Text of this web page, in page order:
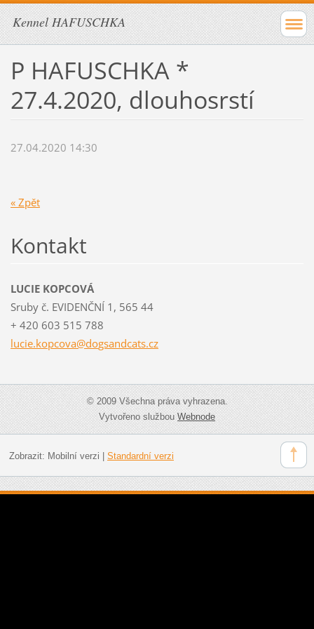
Kennel HAFUSCHKA
P HAFUSCHKA *
27.4.2020, dlouhosrstí
27.04.2020 14:30
« Zpět
Kontakt
LUCIE KOPCOVÁ
Sruby č. EVIDENČNÍ 1, 565 44
+ 420 603 515 788
lucie.kopcova@dogsandcats.cz
© 2009 Všechna práva vyhrazena.
Vytvořeno službouWebnode
Zobrazit: Mobilní verzi | Standardní verzi